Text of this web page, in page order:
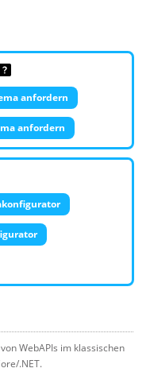
anfordern
anfordern
WebAPIs im klassischen
.NET.